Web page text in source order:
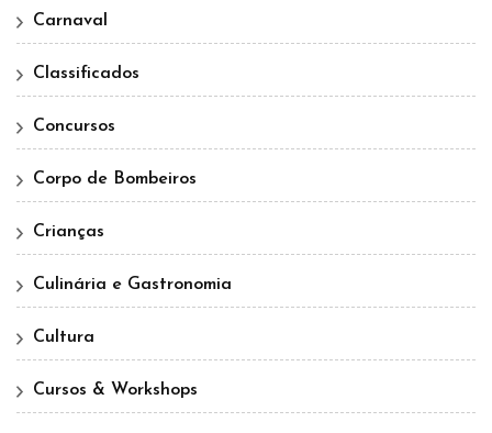
Carnaval
Classificados
Concursos
Corpo de Bombeiros
Crianças
Culinária e Gastronomia
Cultura
Cursos & Workshops